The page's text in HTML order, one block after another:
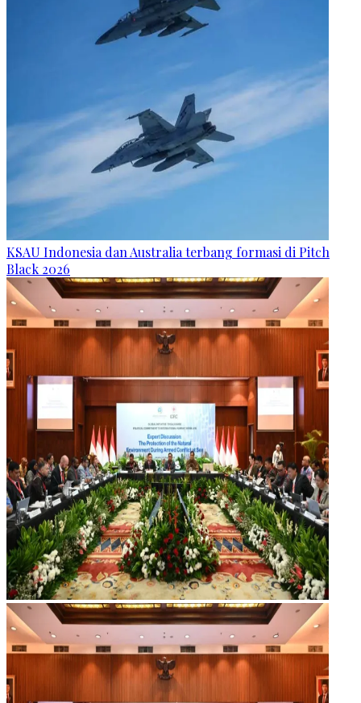
KSAU Indonesia dan Australia terbang formasi di Pitch
Black 2026